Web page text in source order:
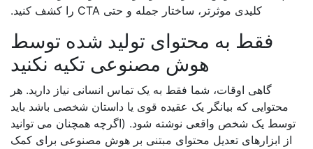
کلیدی موثرتر، ساختار جمله و حتی CTA را کشف کنید.
فقط به محتوای تولید شده توسط
هوش مصنوعی تکیه نکنید
گاهی اوقات، شما فقط به یک تماس انسانی نیاز دارید. هر
محتوایی که بیانگر یک عقیده قوی یا داستان شخصی باشد باید
یک شخص واقعی نوشته شود. (اگرچه همچنان می توانید
از ابزارهای تعدیل محتوای مبتنی بر هوش مصنوعی برای کمک